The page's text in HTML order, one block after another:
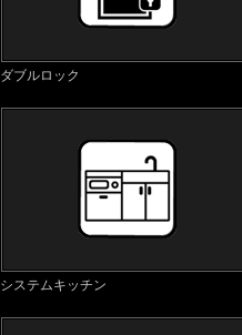
ダブルロック
システムキッチン